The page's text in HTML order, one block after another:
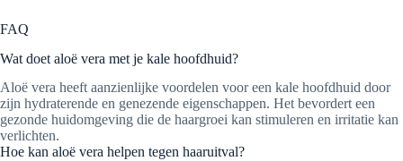
FAQ
Wat doet aloë vera met je kale hoofdhuid?
Aloë vera heeft aanzienlijke voordelen voor een kale hoofdhuid door
zijn hydraterende en genezende eigenschappen. Het bevordert een
gezonde huidomgeving die de haargroei kan stimuleren en irritatie kan
verlichten.
Hoe kan aloë vera helpen tegen haaruitval?